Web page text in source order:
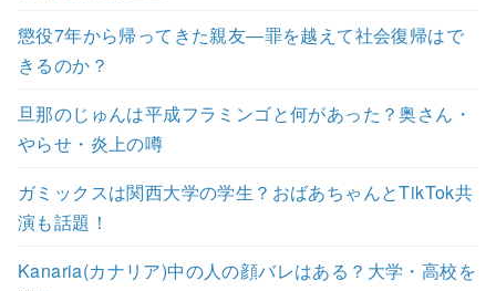
懲役7年から帰ってきた親友―罪を越えて社会復帰はで
きるのか？
旦那のじゅんは平成フラミンゴと何があった？奥さん・
やらせ・炎上の噂
ガミックスは関西大学の学生？おばあちゃんとTikTok共
演も話題！
Kanaria(カナリア)中の人の顔バレはある？大学・高校を